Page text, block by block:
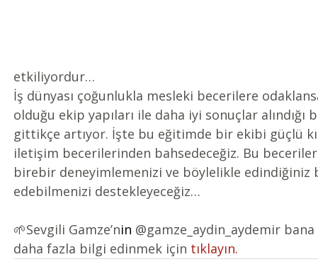
etkiliyordur…
İş dünyası çoğunlukla mesleki becerilere
olduğu ekip yapıları ile daha iyi sonuçlar
gittikçe artıyor. İşte bu eğitimde bir ekibi güçlü
iletişim becerilerinden bahsedeceğiz. Bu
birebir deneyimlemenizi ve böylelikle edindiğiniz
edebilmenizi destekleyeceğiz…
🌱Sevgili Gamze’nin @gamze_aydin_aydemir b
daha fazla bilgi edinmek için tıklayın.